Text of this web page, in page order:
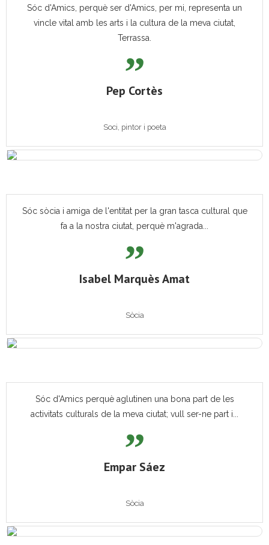
Sóc d'Amics, perquè ser d'Amics, per mi, representa un
vincle vital amb les arts i la cultura de la meva ciutat,
Terrassa.
Pep Cortès
Soci, pintor i poeta
Sóc sòcia i amiga de l'entitat per la gran tasca cultural que
fa a la nostra ciutat, perquè m'agrada...
Isabel Marquès Amat
Sòcia
Sóc d'Amics perquè aglutinen una bona part de les
activitats culturals de la meva ciutat; vull ser-ne part i...
Empar Sáez
Sòcia